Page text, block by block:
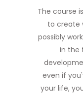
The course
to create
possibly
in the
even if
your life,